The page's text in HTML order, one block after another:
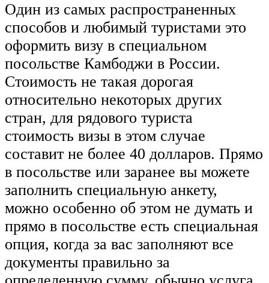
Один из самых распространенных
способов и любимый туристами это
оформить визу в специальном
посольстве Камбоджи в России.
Стоимость не такая дорогая
относительно некоторых других
стран, для рядового туриста
стоимость визы в этом случае
составит не более 40 долларов. Прямо
в посольстве или заранее вы можете
заполнить специальную анкету,
можно особенно об этом не думать и
прямо в посольстве есть специальная
опция, когда за вас заполняют все
документы правильно за